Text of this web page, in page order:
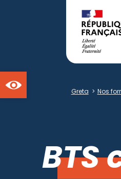
Greta > Nos
Ouvrir la barre d'outils